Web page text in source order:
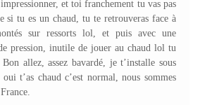
et toi franchement tu vas pas
si tu es un chaud, tu te retrouveras face à
sur ressorts lol, et puis avec une
pression, inutile de jouer au chaud lol tu
allez, assez bavardé, je t’installe sous
t’as chaud c’est normal, nous sommes